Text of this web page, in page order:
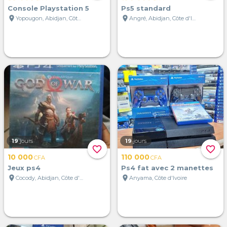
Console Playstation 5
location_on
Yopougon, Abidjan, Côte d'Ivoire
Ps5 standard
location_on
Angré, Abidjan, Côte d'Ivoire
favorite_border
19 jours
10 000CFA
Jeux ps4
location_on
Cocody, Abidjan, Côte d'Ivoire
favorite_border
19 jours
110 000CFA
Ps4 fat avec 2 manettes
location_on Anyama, Côte d'Ivoire